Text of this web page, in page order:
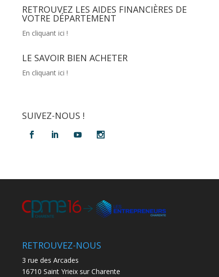
RETROUVEZ LES AIDES FINANCIÈRES DE
VOTRE DÉPARTEMENT
En cliquant ici !
LE SAVOIR BIEN ACHETER
En cliquant ici !
SUIVEZ-NOUS !
RETROUVEZ-NOUS
3 rue des Arcades
16710 Saint Yrieix sur Charente